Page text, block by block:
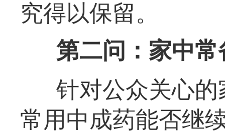
究得以保留。
第二问：家中
针对公众关心
常用中成药能否继